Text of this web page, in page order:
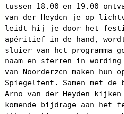
tussen 18.00 en 19.00
van der Heyden je op
leidt hij je door het
apéritief in de hand,
sluier van het programma
naam en sterren in
van Noorderzon maken hun
Spiegeltent. Samen met de
Arno van der Heyden
komende bijdrage aan het